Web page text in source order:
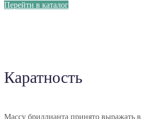
Перейти в каталог
Каратность